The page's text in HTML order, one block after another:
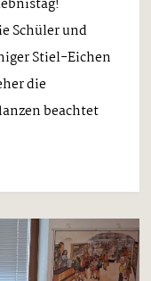
Schüler und
Stiel-Eichen
die
beachtet